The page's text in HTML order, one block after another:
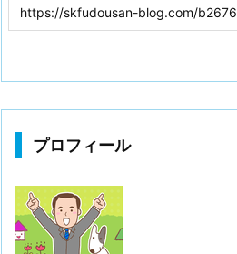
プロフィール